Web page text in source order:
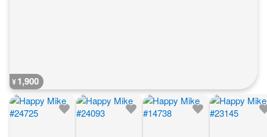
¥1,900